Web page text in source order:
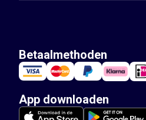
Betaalmethoden
App downloaden